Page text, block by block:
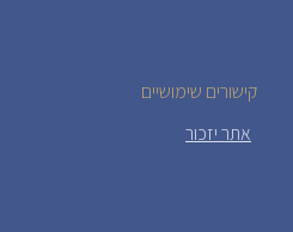
קישורים שימושיים
אתר יזכור